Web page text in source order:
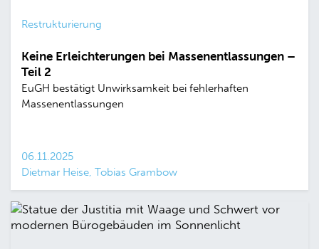
Restrukturierung
Keine Erleichterungen bei Massenentlassungen –
Teil 2
EuGH bestätigt Unwirksamkeit bei fehlerhaften
Massenentlassungen
06.11.2025
Dietmar Heise, Tobias Grambow